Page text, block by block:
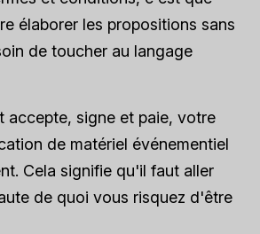
élaborer les propositions sans
de toucher au langage
accepte, signe et paie, votre
de matériel événementiel
Cela signifie qu'il faut aller
de quoi vous risquez d'être